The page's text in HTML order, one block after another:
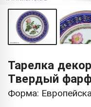
Тарелка
Твердый
Форма: